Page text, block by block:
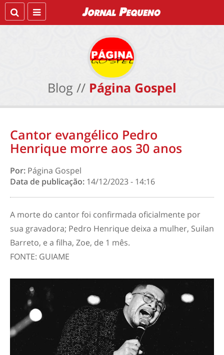
Blog // Página Gospel
Cantor evangélico Pedro
Henrique morre aos 30 anos
Por: Página Gospel
Data de publicação: 14/12/2023 - 14:16
A morte do cantor foi confirmada oficialmente por
sua gravadora; Pedro Henrique deixa a mulher, Suilan
Barreto, e a filha, Zoe, de 1 mês.
FONTE: GUIAME